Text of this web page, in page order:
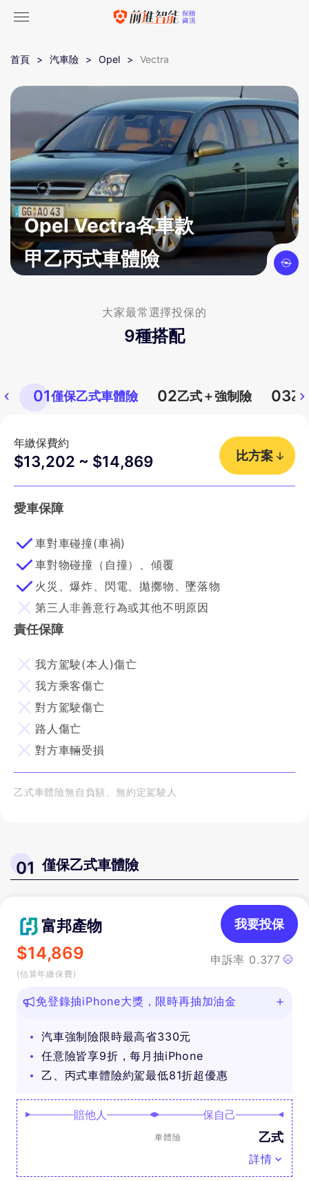
首頁 汽車險 Opel Vectra
Opel Vectra各車款
甲乙丙式車體險
大家最常選擇投保的
9種搭配
01僅保乙式車體險 02乙式＋強制險 03乙
年繳保費約
$13,202 ~ $14,869 比方案
愛車保障
車對車碰撞(車禍)
車對物碰撞（自撞）、傾覆
火災、爆炸、閃電、拋擲物、墜落物
第三人非善意行為或其他不明原因
責任保障
我方駕駛(本人)傷亡
我方乘客傷亡
對方駕駛傷亡
路人傷亡
對方車輛受損
乙式車體險無自負額、無約定駕駛人
01 僅保乙式車體險
富邦產物
$14,869
(估算年繳保費)
申訴率 0.377
我要投保
免登錄抽iPhone大獎，限時再抽加油金
汽車強制險限時最高省330元
任意險皆享9折，每月抽iPhone
乙、丙式車體險約駕最低81折超優惠
賠他人 保自己
車體險 乙式
詳情